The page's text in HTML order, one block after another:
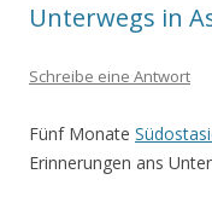
Unterwegs in
Schreibe eine Antwort
Fünf Monate
Erinnerungen ans